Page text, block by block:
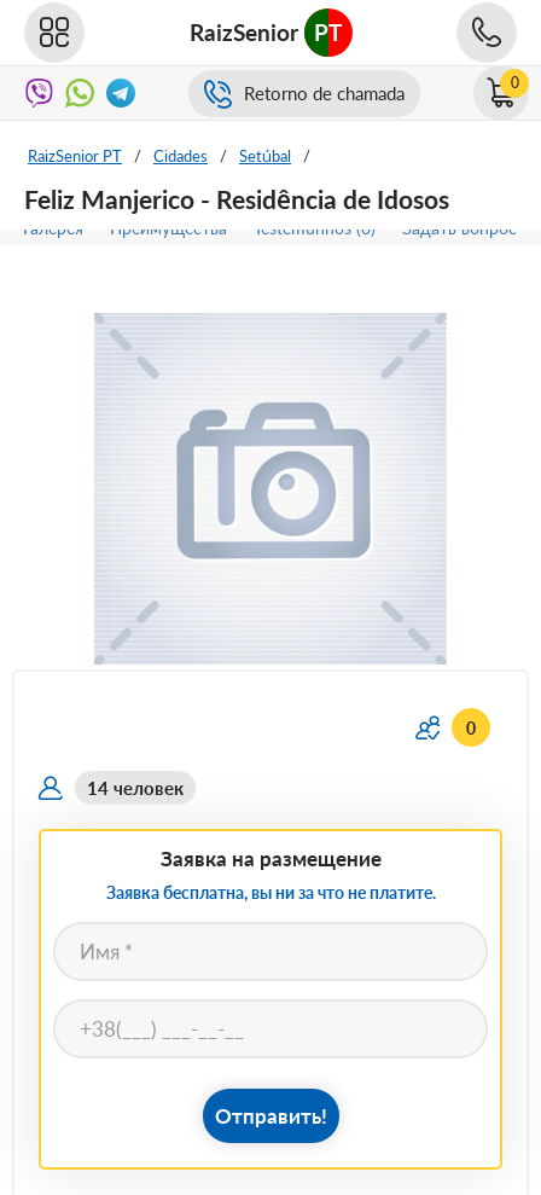
RaizSenior PT
Retorno de chamada 0
RaizSenior PT / Cidades / Setúbal /
Feliz Manjerico - Residência de Idosos
Галерея Преимущества Testemunhos (0) Задать вопрос
0
14 человек
Заявка на размещение
Заявка бесплатна, вы ни за что не платите.
Отправить!